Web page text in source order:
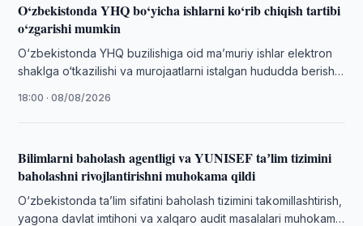
O‘zbekistonda YHQ bo‘yicha ishlarni ko‘rib chiqish tartibi
o‘zgarishi mumkin
O‘zbekistonda YHQ buzilishiga oid maʼmuriy ishlar elektron
shaklga o‘tkazilishi va murojaatlarni istalgan hududda berish
18:00 · 08/08/2026
Bilimlarni baholash agentligi va YUNISEF taʼlim tizimini
baholashni rivojlantirishni muhokama qildi
O‘zbekistonda taʼlim sifatini baholash tizimini takomillashtirish,
yagona davlat imtihoni va xalqaro audit masalalari muhokama